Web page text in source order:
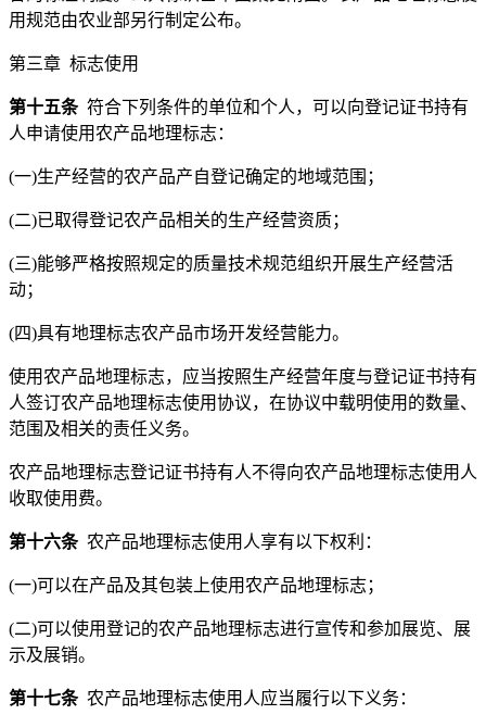
用规范由农业部另行制定公布。
第三章 标志使用
第十五条符合下列条件的单位和个人，可以向登记证书持有
人申请使用农产品地理标志：
(一)生产经营的农产品产自登记确定的地域范围；
(二)已取得登记农产品相关的生产经营资质；
(三)能够严格按照规定的质量技术规范组织开展生产经营活
动；
(四)具有地理标志农产品市场开发经营能力。
使用农产品地理标志，应当按照生产经营年度与登记证书持有
人签订农产品地理标志使用协议，在协议中载明使用的数量、
范围及相关的责任义务。
农产品地理标志登记证书持有人不得向农产品地理标志使用人
收取使用费。
第十六条农产品地理标志使用人享有以下权利：
(一)可以在产品及其包装上使用农产品地理标志；
(二)可以使用登记的农产品地理标志进行宣传和参加展览、展
示及展销。
第十七条农产品地理标志使用人应当履行以下义务：